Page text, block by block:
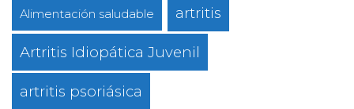
Alimentación saludable artritis
Artritis Idiopática Juvenil
artritis psoriásica